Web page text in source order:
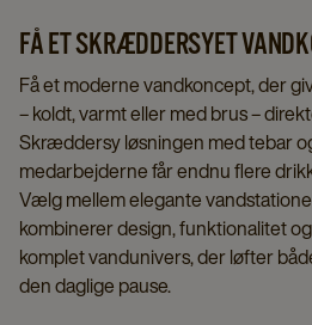
FÅ ET SKRÆDDERSYET
Få et moderne vandkoncept, der
– koldt, varmt eller med brus –
Skræddersy løsningen med tebar
medarbejderne får endnu flere
Vælg mellem elegante
kombinerer design, funktionalitet
komplet vandunivers, der løfter
den daglige pause.